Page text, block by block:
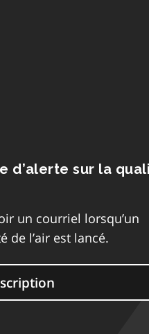
d’alerte sur la
un courriel lorsqu’un
de l’air est lancé.